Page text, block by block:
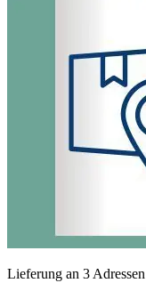
Lieferung an 3 Adressen